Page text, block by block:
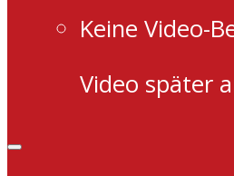
Keine Video-
Video später